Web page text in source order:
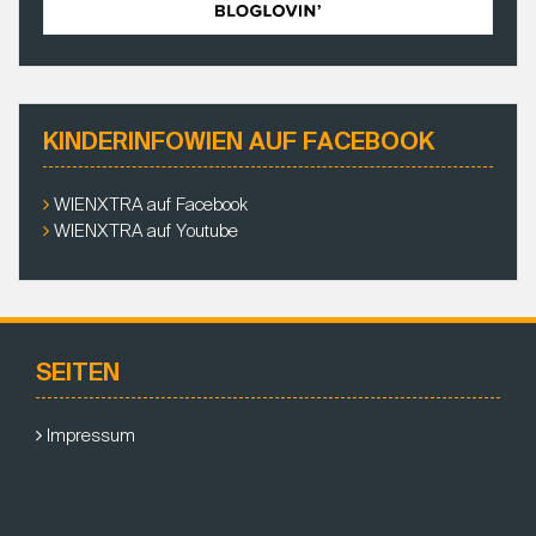
KINDERINFOWIEN AUF FACEBOOK
WIENXTRA auf Facebook
WIENXTRA auf Youtube
SEITEN
Impressum